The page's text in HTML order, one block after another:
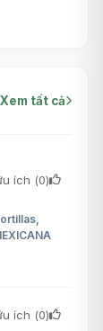
tạo
Xem tất cả
ích (0)
ích (0)